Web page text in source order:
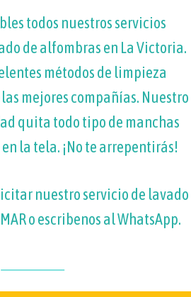
todos nuestros servicios
de alfombras en La Victoria.
métodos de limpieza
mejores compañías. Nuestro
quita todo tipo de manchas
la tela. ¡No te arrepentirás!
nuestro servicio de lavado
o escribenos al WhatsApp.